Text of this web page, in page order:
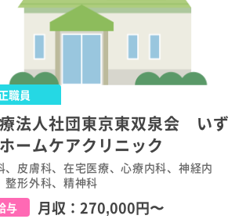
職員
法人社団東京東双泉会 いず
ームケアクリニック
、皮膚科、在宅医療、心療内科、神経内
整形外科、精神科
与
月収： 270,000円〜